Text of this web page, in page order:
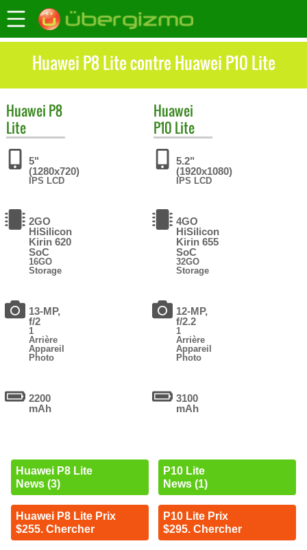
Huawei P8 Lite contre Huawei P10 Lite
Huawei P8
Lite
5"
(1280x720)
IPS LCD
2GO
HiSilicon
Kirin 620
SoC
16GO
Storage
13-MP,
f/2
1
Arrière
Appareil
Photo
2200
mAh
Huawei P8 Lite
News (3)
Huawei P8 Lite Prix
$255. Chercher
Huawei
P10 Lite
5.2"
(1920x1080)
IPS LCD
4GO
HiSilicon
Kirin 655
SoC
32GO
Storage
12-MP,
f/2.2
1
Arrière
Appareil
Photo
3100
mAh
P10 Lite
News (1)
P10 Lite Prix
$295. Chercher